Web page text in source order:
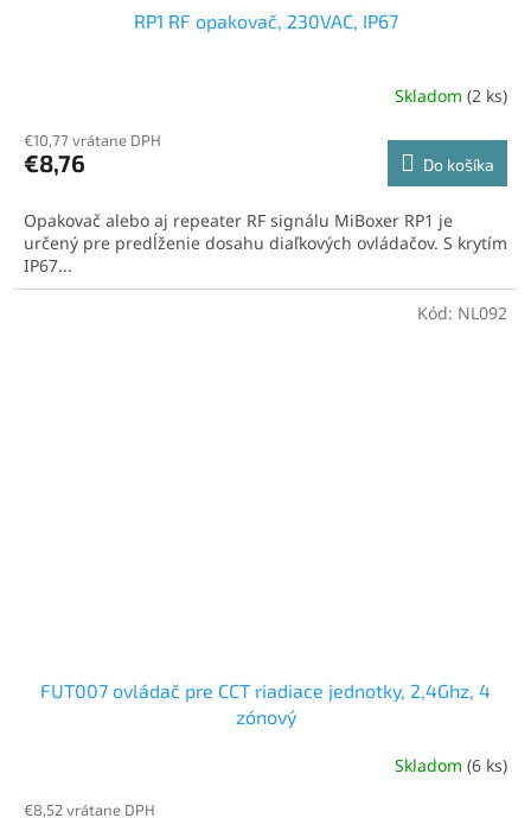
RP1 RF opakovač, 230VAC, IP67
Skladom (2 ks)
€10,77 vrátane DPH
€8,76 Do košíka
Opakovač alebo aj repeater RF signálu MiBoxer RP1 je
určený pre predĺženie dosahu diaľkových ovládačov. S krytím
IP67...
FUT007 ovládač pre CCT riadiace jednotky, 2,4Ghz, 4
zónový
produktu
Skladom(6 ks)
€8,52 vrátane DPH
Kód: NL092